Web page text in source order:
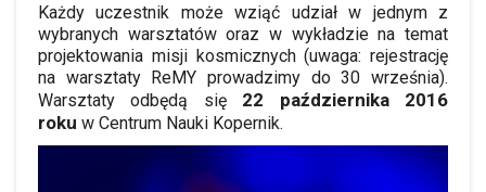
Każdy uczestnik może wziąć udział w jednym z
wybranych warsztatów oraz w wykładzie na temat
projektowania misji kosmicznych (uwaga: rejestrację
na warsztaty ReMY prowadzimy do 30 września).
Warsztaty odbędą się 22 października 2016
roku w Centrum Nauki Kopernik.